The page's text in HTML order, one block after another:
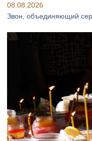
08.08.2026
Звон, объединяющий